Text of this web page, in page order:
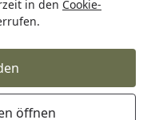
in den Cookie-
öffnen
Hunde